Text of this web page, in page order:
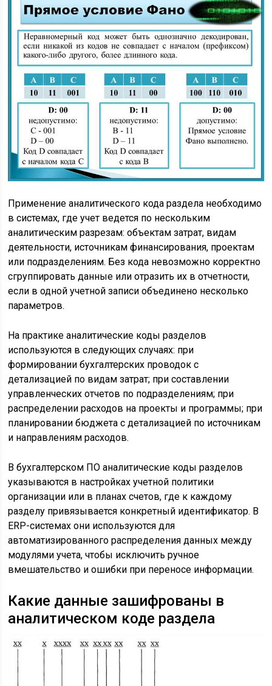
Применение аналитического кода раздела необходимо
в системах, где учет ведется по нескольким
аналитическим разрезам: объектам затрат, видам
деятельности, источникам финансирования, проектам
или подразделениям. Без кода невозможно корректно
сгруппировать данные или отразить их в отчетности,
если в одной учетной записи объединено несколько
параметров.
На практике аналитические коды разделов
используются в следующих случаях: при
формировании бухгалтерских проводок с
детализацией по видам затрат; при составлении
управленческих отчетов по подразделениям; при
распределении расходов на проекты и программы; при
планировании бюджета с детализацией по источникам
и направлениям расходов.
В бухгалтерском ПО аналитические коды разделов
указываются в настройках учетной политики
организации или в планах счетов, где к каждому
разделу привязывается конкретный идентификатор. В
ERP-системах они используются для
автоматизированного распределения данных между
модулями учета, чтобы исключить ручное
вмешательство и ошибки при переносе информации.
Какие данные зашифрованы в
аналитическом коде раздела